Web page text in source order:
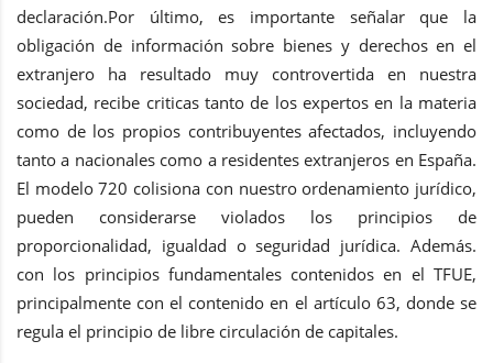
declaración.Por último, es importante señalar que la
obligación de información sobre bienes y derechos en el
extranjero ha resultado muy controvertida en nuestra
sociedad, recibe criticas tanto de los expertos en la materia
como de los propios contribuyentes afectados, incluyendo
tanto a nacionales como a residentes extranjeros en España.
El modelo 720 colisiona con nuestro ordenamiento jurídico,
pueden considerarse violados los principios de
proporcionalidad, igualdad o seguridad jurídica. Además.
con los principios fundamentales contenidos en el TFUE,
principalmente con el contenido en el artículo 63, donde se
regula el principio de libre circulación de capitales.